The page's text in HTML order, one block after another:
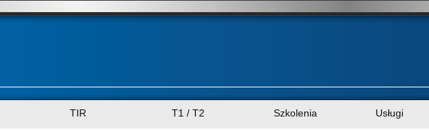
TIR T1 / T2 Szkolenia Usługi